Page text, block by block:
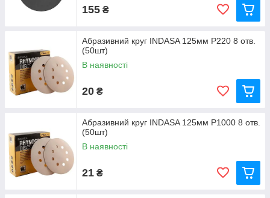
155 ₴
Абразивний круг INDASA 125мм P220 8 отв.
(50шт)
В наявності
20 ₴
Абразивний круг INDASA 125мм P1000 8 отв.
(50шт)
В наявності
21 ₴